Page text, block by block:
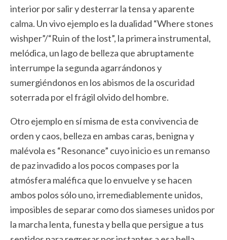
interior por salir y desterrar la tensa y aparente
calma. Un vivo ejemplo es la dualidad “Where stones
wishper”/“Ruin of the lost”, la primera instrumental,
melódica, un lago de belleza que abruptamente
interrumpe la segunda agarrándonos y
sumergiéndonos en los abismos de la oscuridad
soterrada por el frágil olvido del hombre.
Otro ejemplo en sí misma de esta convivencia de
orden y caos, belleza en ambas caras, benigna y
malévola es “Resonance” cuyo inicio es un remanso
de paz invadido a los pocos compases por la
atmósfera maléfica que lo envuelve y se hacen
ambos polos sólo uno, irremediablemente unidos,
imposibles de separar como dos siameses unidos por
la marcha lenta, funesta y bella que persigue a tus